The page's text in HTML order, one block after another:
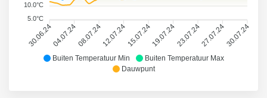
Buiten Temperatuur Min
Buiten Temperatuur Max
Dauwpunt
30.06.2404.07.2408.07.2412.07.2415.07.2419.07.2423.07.2427.07.2430.07.24
10.0°C
5.0°C